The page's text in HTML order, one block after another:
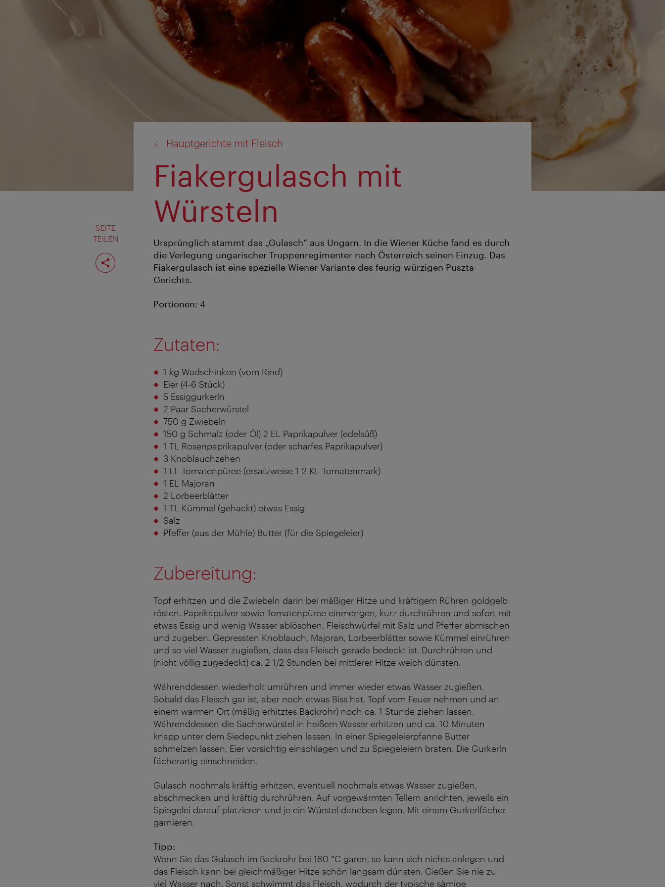
SEITE
TEILEN
Seite
teilen
Hauptgerichte mit Fleisch
Fiakergulasch mit
Würsteln
Ursprünglich stammt das „Gulasch“ aus Ungarn. In die Wiener Küche fand es durch
die Verlegung ungarischer Truppenregimenter nach Österreich seinen Einzug. Das
Fiakergulasch ist eine spezielle Wiener Variante des feurig-würzigen Puszta-
Gerichts.
Portionen: 4
Zutaten:
1 kg Wadschinken (vom Rind)
Eier (4-6 Stück)
5 Essiggurkerln
2 Paar Sacherwürstel
750 g Zwiebeln
150 g Schmalz (oder Öl) 2 EL Paprikapulver (edelsüß)
1 TL Rosenpaprikapulver (oder scharfes Paprikapulver)
3 Knoblauchzehen
1 EL Tomatenpüree (ersatzweise 1-2 KL Tomatenmark)
1 EL Majoran
2 Lorbeerblätter
1 TL Kümmel (gehackt) etwas Essig
Salz
Pfeffer (aus der Mühle) Butter (für die Spiegeleier)
Zubereitung:
Topf erhitzen und die Zwiebeln darin bei mäßiger Hitze und kräftigem Rühren goldgelb
rösten. Paprikapulver sowie Tomatenpüree einmengen, kurz durchrühren und sofort mit
etwas Essig und wenig Wasser ablöschen. Fleischwürfel mit Salz und Pfeffer abmischen
und zugeben. Gepressten Knoblauch, Majoran, Lorbeerblätter sowie Kümmel einrühren
und so viel Wasser zugießen, dass das Fleisch gerade bedeckt ist. Durchrühren und
(nicht völlig zugedeckt) ca. 2 1/2 Stunden bei mittlerer Hitze weich dünsten.
Währenddessen wiederholt umrühren und immer wieder etwas Wasser zugießen.
Sobald das Fleisch gar ist, aber noch etwas Biss hat, Topf vom Feuer nehmen und an
einem warmen Ort (mäßig erhitztes Backrohr) noch ca. 1 Stunde ziehen lassen.
Währenddessen die Sacherwürstel in heißem Wasser erhitzen und ca. 10 Minuten
knapp unter dem Siedepunkt ziehen lassen. In einer Spiegeleierpfanne Butter
schmelzen lassen, Eier vorsichtig einschlagen und zu Spiegeleiern braten. Die Gurkerln
fächerartig einschneiden.
Gulasch nochmals kräftig erhitzen, eventuell nochmals etwas Wasser zugießen,
abschmecken und kräftig durchrühren. Auf vorgewärmten Tellern anrichten, jeweils ein
Spiegelei darauf platzieren und je ein Würstel daneben legen. Mit einem Gurkerlfächer
garnieren.
Tipp:
Wenn Sie das Gulasch im Backrohr bei 160 °C garen, so kann sich nichts anlegen und
das Fleisch kann bei gleichmäßiger Hitze schön langsam dünsten. Gießen Sie nie zu
viel Wasser nach. Sonst schwimmt das Fleisch, wodurch der typische sämige